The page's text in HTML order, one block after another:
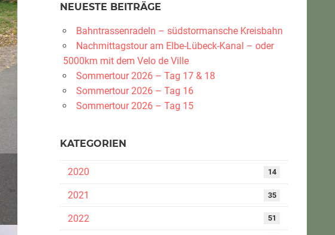
NEUESTE BEITRÄGE
Bahntrassenradeln – südstormansche Kreisbahn
Nachmittagstour am Elbe-Lübeck-Kanal – oder
5000km mit dem Velo de Ville
Sommertour 2026 – Tag 17 & 18
Sommertour 2026 – Tag 16
Sommertour 2026 – Tag 15
KATEGORIEN
2020 14
2021 35
2022 51